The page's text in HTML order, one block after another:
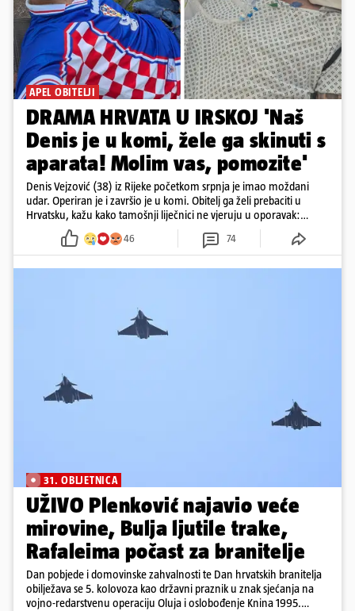
APEL OBITELJI
DRAMA HRVATA U IRSKOJ 'Naš
Denis je u komi, žele ga skinuti s
aparata! Molim vas, pomozite'
Denis Vejzović (38) iz Rijeke početkom srpnja je imao moždani
udar. Operiran je i završio je u komi. Obitelj ga želi prebaciti u
Hrvatsku, kažu kako tamošnji liječnici ne vjeruju u oporavak:
'Imamo 72 sata'
46 74
31. OBLJETNICA
UŽIVO Plenković najavio veće
mirovine, Bulja ljutile trake,
Rafaleima počast za branitelje
Dan pobjede i domovinske zahvalnosti te Dan hrvatskih branitelja
obilježava se 5. kolovoza kao državni praznik u znak sjećanja na
vojno-redarstvenu operaciju Oluja i oslobođenje Knina 1995.